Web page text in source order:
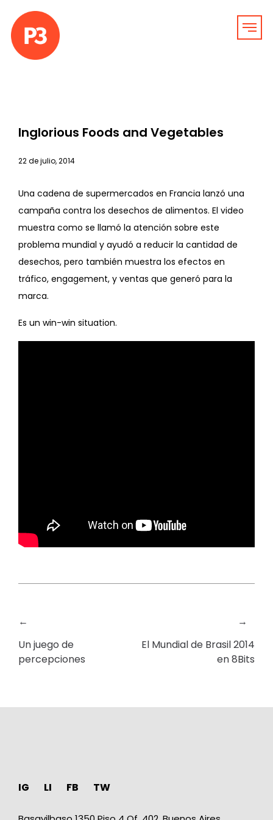
Inglorious Foods and Vegetables
22 de julio, 2014
Una cadena de supermercados en Francia lanzó una
campaña contra los desechos de alimentos. El video
muestra como se llamó la atención sobre este
problema mundial y ayudó a reducir la cantidad de
desechos, pero también muestra los efectos en
tráfico, engagement, y ventas que generó para la
marca.
Es un win-win situation.
←
Un juego de
percepciones
→
El Mundial de Brasil 2014
en 8Bits
IG LI FB TW